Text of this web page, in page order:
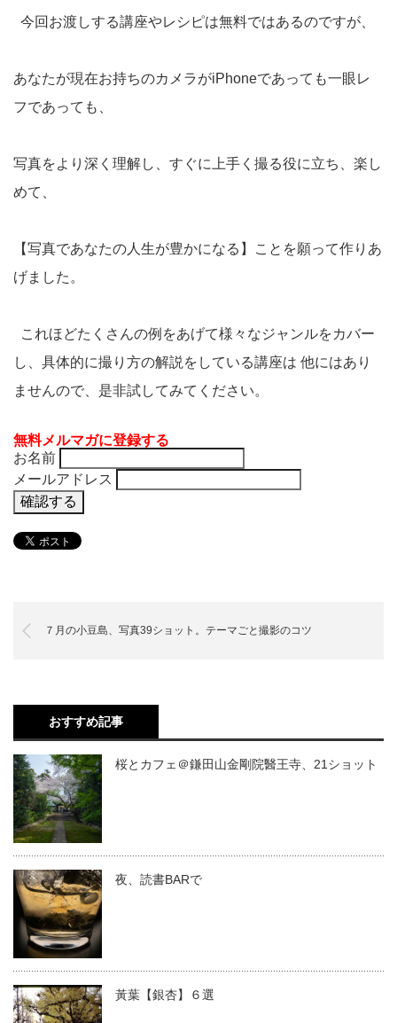
今回お渡しする講座やレシピは無料ではあるのですが、
あなたが現在お持ちのカメラがiPhoneであっても一眼レ
フであっても、
写真をより深く理解し、すぐに上手く撮る役に立ち、楽し
めて、
【写真であなたの人生が豊かになる】ことを願って作りあ
げました。
これほどたくさんの例をあげて様々なジャンルをカバー
し、具体的に撮り方の解説をしている講座は 他にはあり
ませんので、是非試してみてください。
無料メルマガに登録する
お名前
メールアドレス
７月の小豆島、写真39ショット。テーマごと撮影のコツ
おすすめ記事
桜とカフェ＠鎌田山金剛院醫王寺、21ショット
夜、読書BARで
黃葉【銀杏】６選